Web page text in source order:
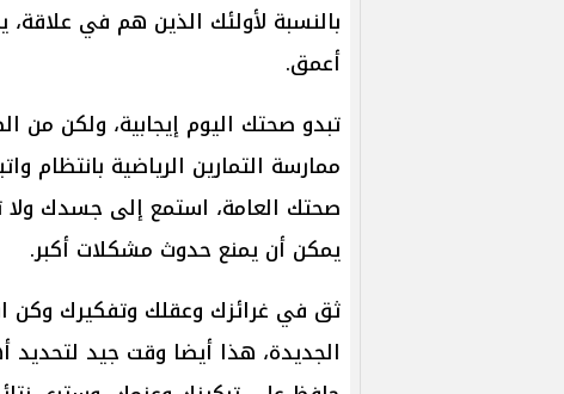
بالنسبة لأولئك الذين هم في
أعمق.
تبدو صحتك اليوم إيجابية، ولكن من
ممارسة التمارين الرياضية بانتظام
صحتك العامة، استمع إلى جسدك ولا
يمكن أن يمنع حدوث مشكلات أكبر.
ثق في غرائزك وعقلك وتفكيرك وكن
الجديدة، هذا أيضا وقت جيد